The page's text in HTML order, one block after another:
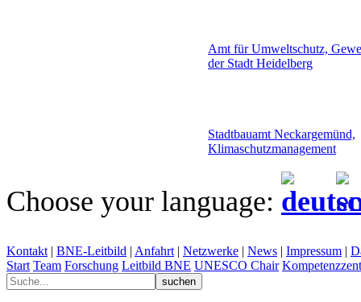
Amt für Umweltschutz,
der Stadt Heidelberg
Stadtbauamt Neckargemünd,
Klimaschutzmanagement
Choose your language:
Kontakt | BNE-Leitbild | Anfahrt | Netzwerke | News | Impressum |
Start Team Forschung Leitbild BNE UNESCO Chair